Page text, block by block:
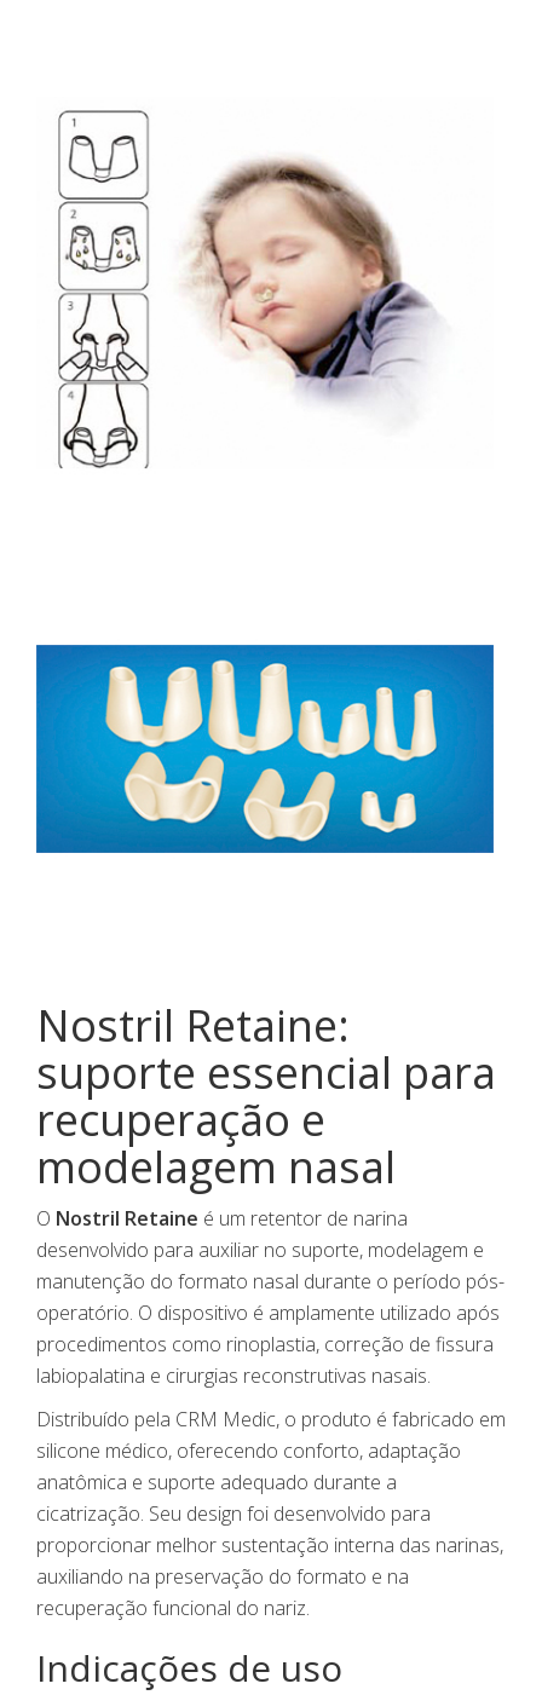
Nostril Retaine:
suporte essencial para
recuperação e
modelagem nasal
O Nostril Retaine é um retentor de narina
desenvolvido para auxiliar no suporte, modelagem e
manutenção do formato nasal durante o período pós-
operatório. O dispositivo é amplamente utilizado após
procedimentos como rinoplastia, correção de fissura
labiopalatina e cirurgias reconstrutivas nasais.
Distribuído pela CRM Medic, o produto é fabricado em
silicone médico, oferecendo conforto, adaptação
anatômica e suporte adequado durante a
cicatrização. Seu design foi desenvolvido para
proporcionar melhor sustentação interna das narinas,
auxiliando na preservação do formato e na
recuperação funcional do nariz.
Indicações de uso